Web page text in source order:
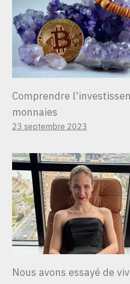
Comprendre
monnaies
23 septembre 2023
Nous avons essayé de